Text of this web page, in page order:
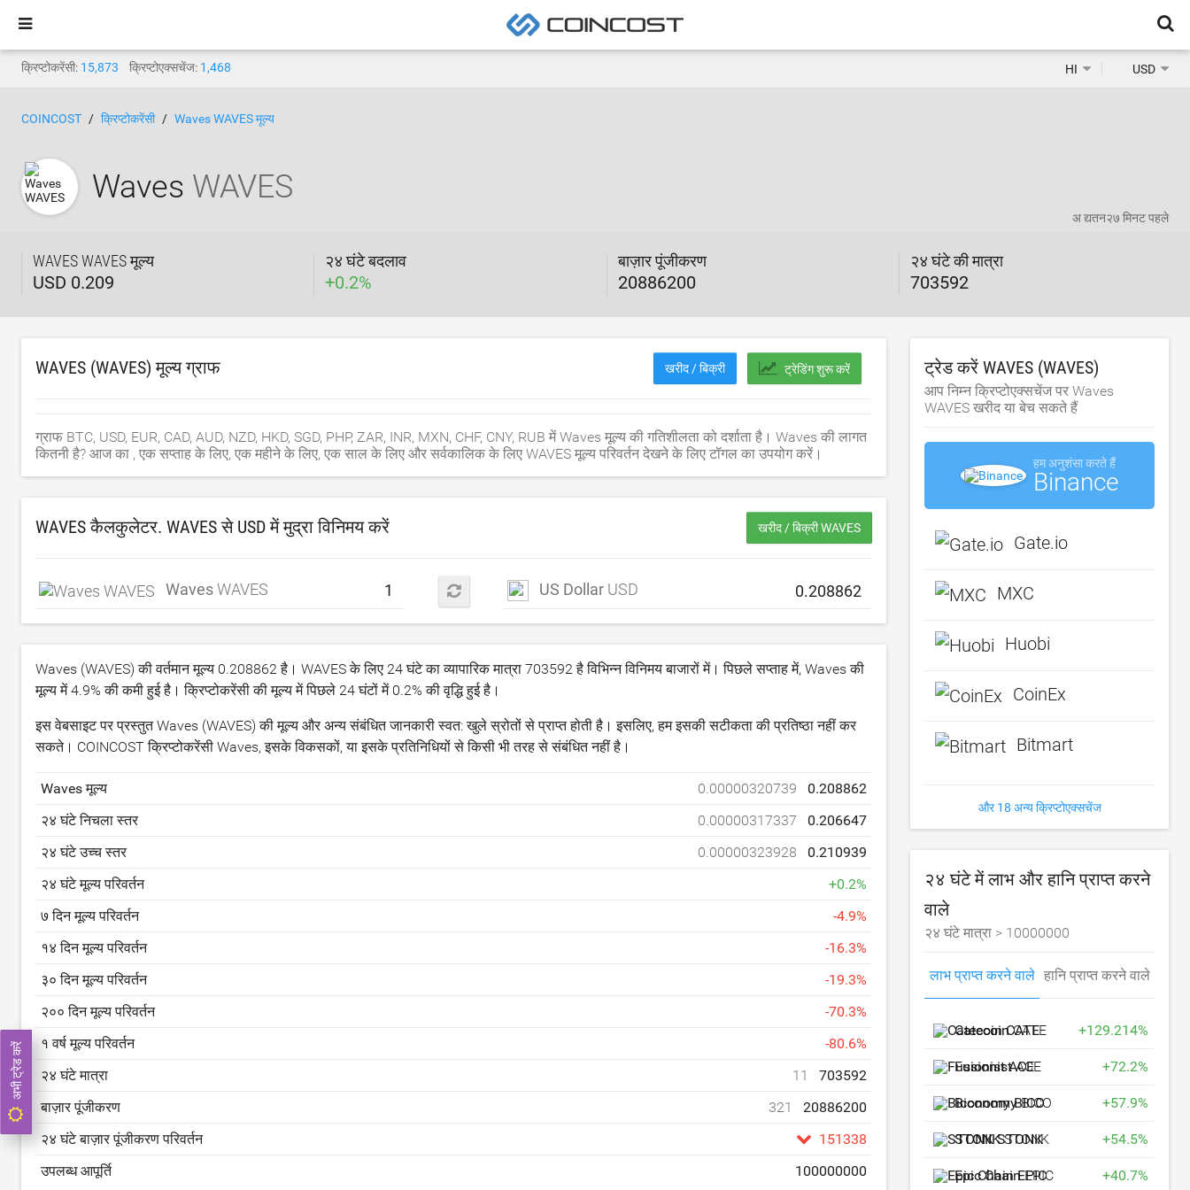
क्रिप्टोकरेंसी: 15,873 क्रिप्टोएक्सचेंज: 1,468 HI USD
COINCOST क्रिप्टोकरेंसी Waves WAVES मूल्य
Waves WAVES
WAVES WAVES मूल्य
USD 0.209
२४ घंटे बदलाव
+0.2%
बाज़ार पूंजीकरण
20886200
२४ घंटे की मात्रा
703592
अ द्यतन२७ मिनट पहले
WAVES (WAVES) मूल्य ग्राफ खरीद / बिक्री ट्रेडिंग शुरू करें
ग्राफ BTC, USD, EUR, CAD, AUD, NZD, HKD, SGD, PHP, ZAR, INR, MXN, CHF, CNY, RUB में Waves मूल्य की गतिशीलता को दर्शाता है। Waves की लागत
कितनी है? आज का , एक सप्ताह के लिए, एक महीने के लिए, एक साल के लिए और सर्वकालिक के लिए WAVES मूल्य परिवर्तन देखने के लिए टॉगल का उपयोग करें।
WAVES कैलकुलेटर. WAVES से USDमें मुद्रा विनिमय करें खरीद / बिक्री WAVES
WavesWAVES US Dollar USD
Waves (WAVES) की वर्तमान मूल्य 0.208862है। WAVES के लिए 24 घंटे का व्यापारिक मात्रा 703592है विभिन्न विनिमय बाजारों में। पिछले सप्ताह में, Waves की
मूल्य में4.9% की कमी हुई है। क्रिप्टोकरेंसी की मूल्य में पिछले 24 घंटों में 0.2% की वृद्धि हुई है।
इस वेबसाइट पर प्रस्तुत Waves (WAVES) की मूल्य और अन्य संबंधित जानकारी स्वत: खुले स्रोतों से प्राप्त होती है। इसलिए, हम इसकी सटीकता की प्रतिष्ठा नहीं कर
सकते। COINCOST क्रिप्टोकरेंसी Waves, इसके विकसकों, या इसके प्रतिनिधियों से किसी भी तरह से संबंधित नहीं है।
Waves मूल्य 0.00000320739
0.208862
२४ घंटे निचला स्तर
0.00000317337
0.206647
२४ घंटे उच्च स्तर
0.00000323928
0.210939
२४ घंटे मूल्य परिवर्तन
+0.2%
७ दिन मूल्य परिवर्तन
-4.9%
१४ दिन मूल्य परिवर्तन
-16.3%
३० दिन मूल्य परिवर्तन
-19.3%
२०० दिन मूल्य परिवर्तन
-70.3%
१ वर्ष मूल्य परिवर्तन
-80.6%
२४ घंटे मात्रा
11
703592
बाज़ार पूंजीकरण
321
20886200
२४ घंटे बाज़ार पूंजीकरण परिवर्तन
151338
उपलब्ध आपूर्ति
100000000
ट्रेड करें WAVES (WAVES)
आप निम्न क्रिप्टोएक्सचेंज पर Waves
WAVES खरीद या बेच सकते हैं
हम अनुशंसा करते हैं
Binance
Gate.io
MXC
Huobi
CoinEx
Bitmart
और 18 अन्य क्रिप्टोएक्सचेंज
२४ घंटे में लाभ और हानि प्राप्त करने
वाले
२४ घंटे मात्रा > 10000000
लाभ प्राप्त करने वाले हानि प्राप्त करने वाले
CatecoinCATE +129.214%
FusionistACE +72.2%
BiconomyBICO +57.9%
STONKSTONK +54.5%
Epic ChainEPIC +40.7%
अभी ट्रेड करें